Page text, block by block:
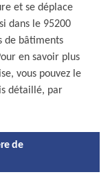
et se déplace
dans le 95200
de bâtiments
en savoir plus
vous pouvez le
détaillé, par
de